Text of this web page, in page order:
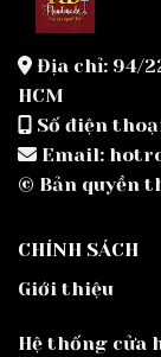
Địa chỉ: 94/
HCM
Số điện
Email:
© Bản quyền
CHÍNH SÁCH
Giới thiệu
Hệ thống cửa